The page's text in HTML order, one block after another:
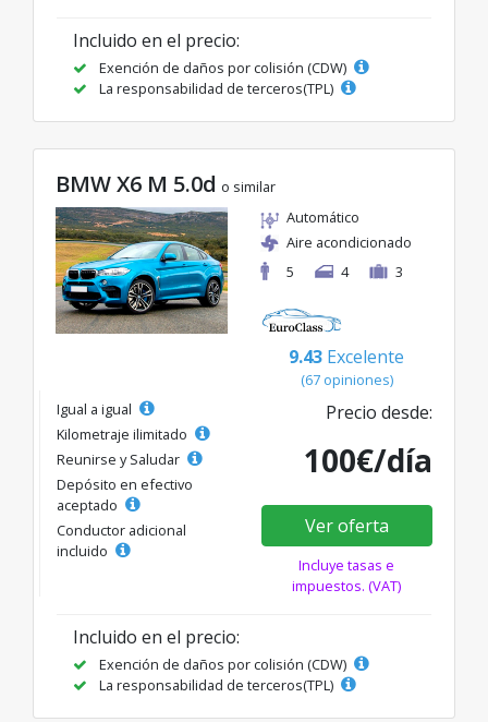
Incluido en el precio:
Exención de daños por colisión (CDW)
La responsabilidad de terceros(TPL)
BMW X6 M 5.0d o similar
Automático
Aire acondicionado
5
4 3
9.43 Excelente
(67 opiniones)
Igual a igual
Kilometraje ilimitado
Reunirse y Saludar
Depósito en efectivo
aceptado
Conductor adicional
incluido
Precio desde:
100€/día
Ver oferta
Incluye tasas e
impuestos. (VAT)
Incluido en el precio:
Exención de daños por colisión (CDW)
La responsabilidad de terceros(TPL)